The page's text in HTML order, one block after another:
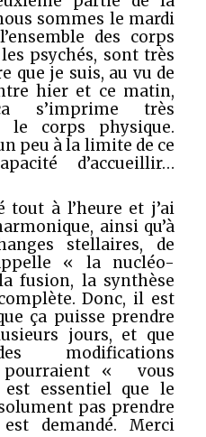
sommes le mardi
des corps
psychés, sont très
que je suis, au vu de
hier et ce matin,
s’imprime très
le corps physique.
peu à la limite de ce
d’accueillir…
tout à l’heure et j’ai
ainsi qu’à
stellaires, de
« la nucléo-
fusion, la synthèse
Donc, il est
ça puisse prendre
jours, et que
modifications
pourraient « vous
essentiel que le
pas prendre
demandé. Merci